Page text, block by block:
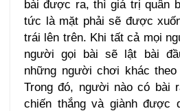
bài được ra, thì giá trị quân
tức là mặt phải sẽ được
trái lên trên. Khi tất cả mọi
người gọi bài sẽ lật bài
những người chơi khác
Trong đó, người nào có bài
chiến thắng và giành được